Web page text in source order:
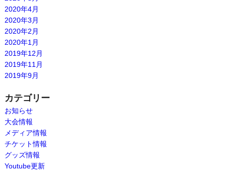
2020年4月
2020年3月
2020年2月
2020年1月
2019年12月
2019年11月
2019年9月
カテゴリー
お知らせ
大会情報
メディア情報
チケット情報
グッズ情報
Youtube更新